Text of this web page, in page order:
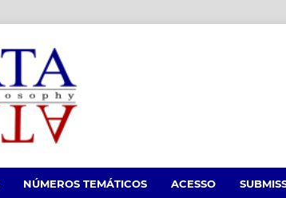
NÚMEROS TEMÁTICOS ACESSO